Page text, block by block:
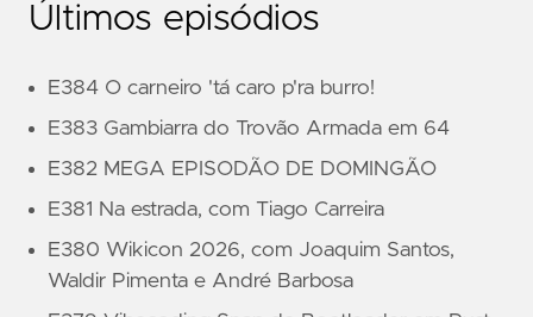
Últimos episódios
E384 O carneiro 'tá caro p'ra burro!
E383 Gambiarra do Trovão Armada em 64
E382 MEGA EPISODÃO DE DOMINGÃO
E381 Na estrada, com Tiago Carreira
E380 Wikicon 2026, com Joaquim Santos,
Waldir Pimenta e André Barbosa